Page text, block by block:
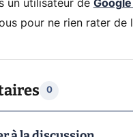
un utilisateur de
pour ne rien rater de
0